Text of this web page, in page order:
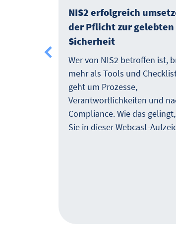
NIS2 erfolgreich
der Pflicht zur gelebten
Sicherheit
Wer von NIS2 betroffen ist,
mehr als Tools und
geht um Prozesse,
Verantwortlichkeiten und
Compliance. Wie das
Sie in dieser Webcast-